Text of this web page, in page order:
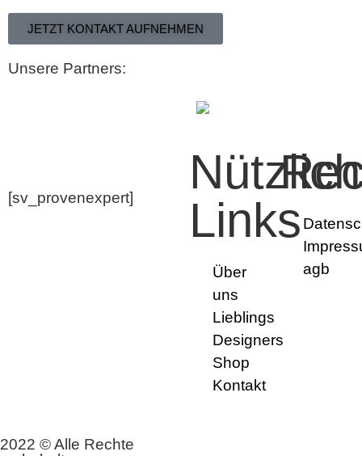
JETZT KONTAKT AUFNEHMEN
Unsere Partners:
[sv_provenexpert]
Links
Über
uns
Lieblings
Designers
Shop
Kontakt
agb
2022 © Alle Rechte